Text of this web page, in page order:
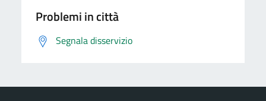
Problemi in città
Segnala disservizio